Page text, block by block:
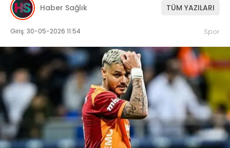
Haber Sağlık TÜM YAZILARI
Giriş: 30-05-2026 11:54 Spor